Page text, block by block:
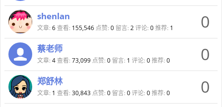
0
shenlan
文章: 6查看: 155,546 点赞: 0 留言: 2评论: 0推荐: 1
0
蔡老师
文章: 4查看: 73,099 点赞: 0 留言: 1 评论: 0推荐: 0
0
郑舒林
文章: 1 查看: 30,843 点赞: 0 留言: 0评论: 0推荐: 0